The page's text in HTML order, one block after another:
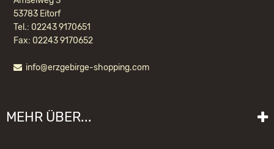
53783 Eitorf
Tel.: 02243 9170651
Fax: 02243 9170652
info@erzgebirge-shopping.com
MEHR ÜBER...